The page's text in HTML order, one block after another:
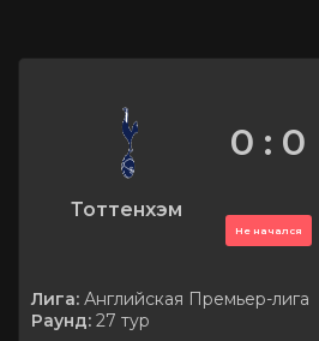
Тоттенхэм
0 : 0
Не начался
Лига: Английская Премьер-лига
Раунд: 27 тур